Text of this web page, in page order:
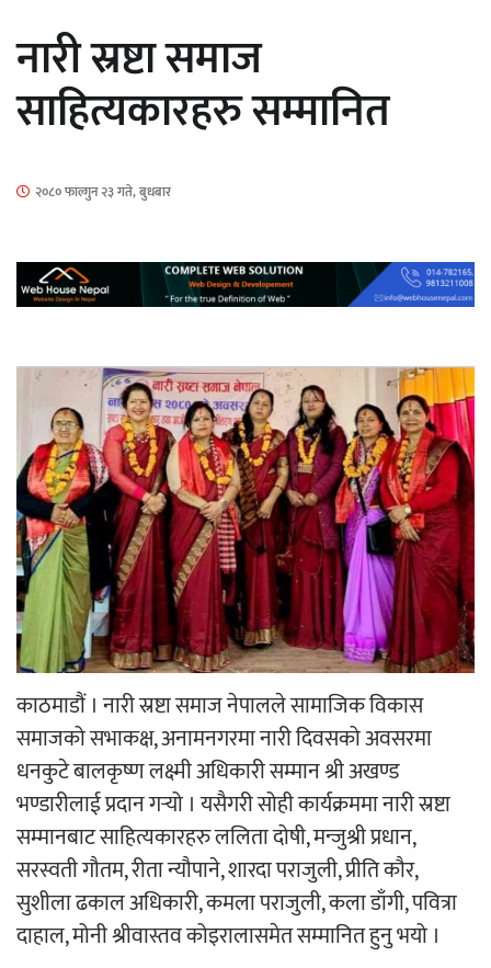
अर्जुन चन्द्रको ‘संवेदनाका प्रतिध्वनि’
मुक्तकसङ्ग्रह लोकार्पण
‘दुर्गा’ निर्माण गर्दै सम्राट
चलचित्र ‘माया भनेकै यस्तो होला’को शीर्ष गीत
सार्वजनिक
नारी स्रष्टा समाज
साहित्यकारहरु सम्मानित
२०८० फाल्गुन २३ गते, बुधबार
काठमाडौं । नारी स्रष्टा समाज नेपालले सामाजिक विकास
समाजको सभाकक्ष, अनामनगरमा नारी दिवसको अवसरमा
धनकुटे बालकृष्ण लक्ष्मी अधिकारी सम्मान श्री अखण्ड
भण्डारीलाई प्रदान गर्‍यो । यसैगरी सोही कार्यक्रममा नारी स्रष्टा
सम्मानबाट साहित्यकारहरु ललिता दोषी, मन्जुश्री प्रधान,
सरस्वती गौतम, रीता न्यौपाने, शारदा पराजुली, प्रीति कौर,
सुशीला ढकाल अधिकारी, कमला पराजुली, कला डाँगी, पवित्रा
दाहाल, मोनी श्रीवास्तव कोइरालासमेत सम्मानित हुनु भयो ।